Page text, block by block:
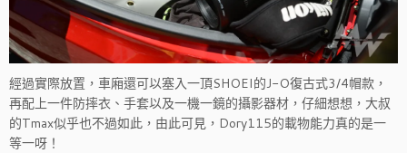
經過實際放置，車廂還可以塞入一頂SHOEI的J-O復古式3/4帽款，
再配上一件防摔衣、手套以及一機一鏡的攝影器材，仔細想想，大叔
的Tmax似乎也不過如此，由此可見，Dory115的載物能力真的是一
等一呀！